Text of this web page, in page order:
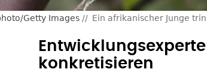
Getty Images Ein afrikanischer Junge
konkretisieren